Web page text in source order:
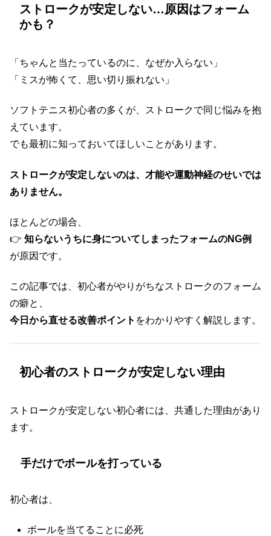
ストロークが安定しない…原因はフォーム
かも？
「ちゃんと当たっているのに、なぜか入らない」
「ミスが怖くて、思い切り振れない」
ソフトテニス初心者の多くが、ストロークで同じ悩みを抱
えています。
でも最初に知っておいてほしいことがあります。
ストロークが安定しないのは、才能や運動神経のせいでは
ありません。
ほとんどの場合、
👉 知らないうちに身についてしまったフォームのNG例
が原因です。
この記事では、初心者がやりがちなストロークのフォーム
の癖と、
今日から直せる改善ポイント をわかりやすく解説します。
初心者のストロークが安定しない理由
ストロークが安定しない初心者には、共通した理由があり
ます。
手だけでボールを打っている
初心者は、
ボールを当てることに必死